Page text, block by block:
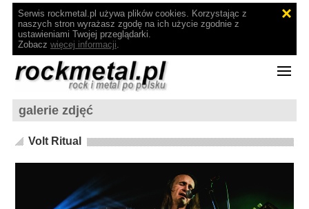
Serwis rockmetal.pl używa plików cookies. Korzystając z
naszych stron wyrażasz zgodę na ich użycie zgodnie z
ustawieniami Twojej przeglądarki.
Zobacz więcej informacji.
galerie zdjęć
Volt Ritual